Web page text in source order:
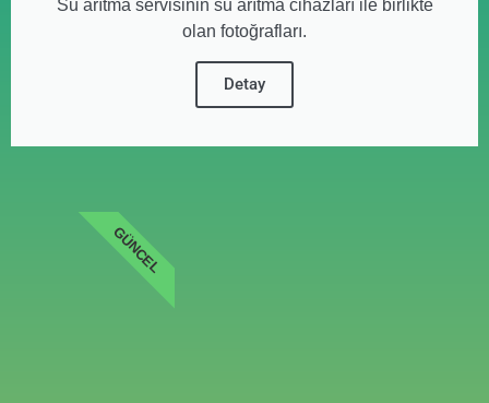
Su arıtma servisinin su arıtma cihazları ile birlikte
olan fotoğrafları.
Detay
GÜNCEL